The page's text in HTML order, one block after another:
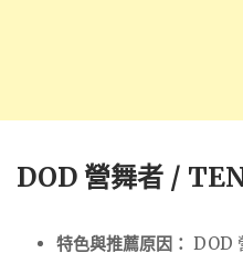
DOD 營舞者 /
特色與推薦原因： DOD